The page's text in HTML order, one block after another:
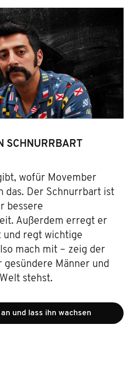
SCHNURRBART
wofür Movember
das. Der Schnurrbart ist
bessere
Außerdem erregt er
und regt wichtige
mach mit – zeig der
gesündere Männer und
stehst.
und lass ihn wachsen